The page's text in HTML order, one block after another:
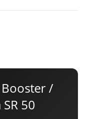
Booster /
50